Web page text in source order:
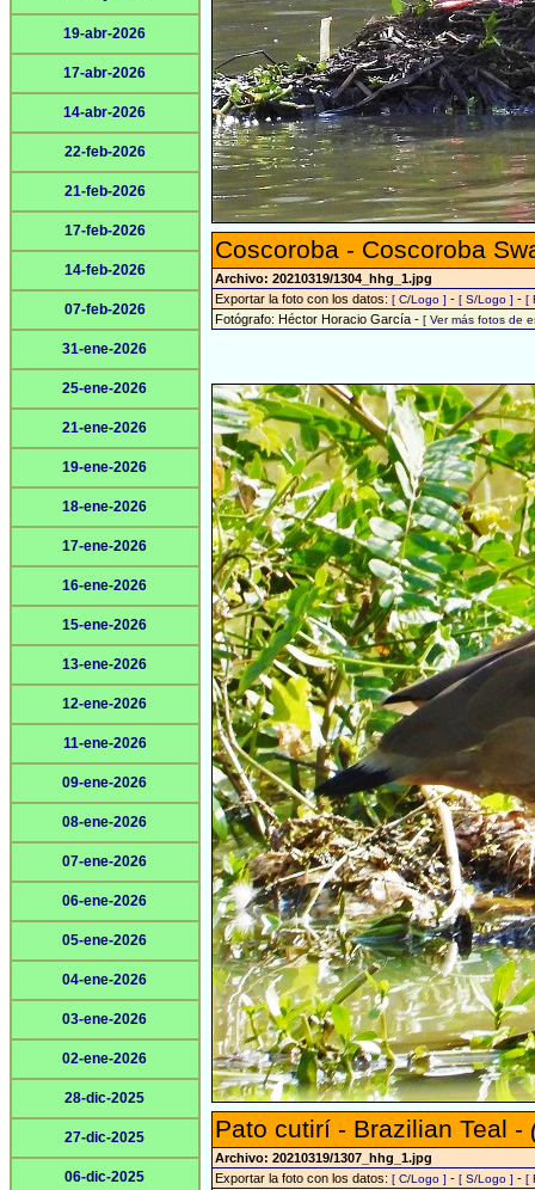
19-abr-2026
17-abr-2026
14-abr-2026
22-feb-2026
21-feb-2026
17-feb-2026
14-feb-2026
07-feb-2026
31-ene-2026
25-ene-2026
21-ene-2026
19-ene-2026
18-ene-2026
17-ene-2026
16-ene-2026
15-ene-2026
13-ene-2026
12-ene-2026
11-ene-2026
09-ene-2026
08-ene-2026
07-ene-2026
06-ene-2026
05-ene-2026
04-ene-2026
03-ene-2026
02-ene-2026
28-dic-2025
27-dic-2025
06-dic-2025
Coscoroba - Coscoroba
Archivo: 20210319/1304_hhg_1.jpg
Exportar la foto con los datos: [ C/Logo ] - [ S/Logo ] - [
Fotógrafo: Héctor Horacio García - [ Ver más fotos de
Pato cutirí - Brazilian Teal -
Archivo: 20210319/1307_hhg_1.jpg
Exportar la foto con los datos: [ C/Logo ] - [ S/Logo ] - [